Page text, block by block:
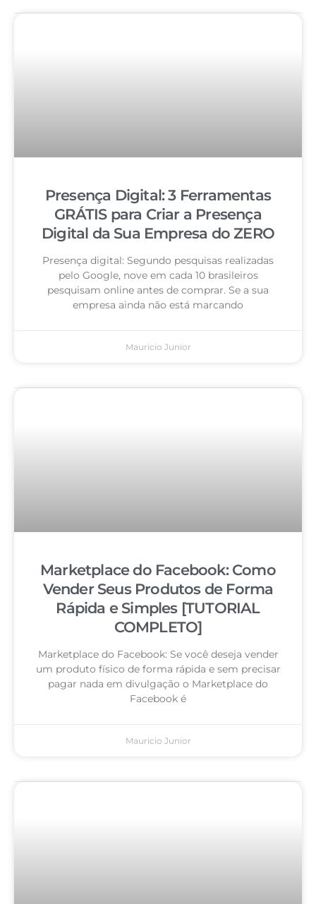
Presença Digital: 3 Ferramentas
GRÁTIS para Criar a Presença
Digital da Sua Empresa do ZERO
Presença digital: Segundo pesquisas realizadas
pelo Google, nove em cada 10 brasileiros
pesquisam online antes de comprar. Se a sua
empresa ainda não está marcando
Mauricio Junior
Marketplace do Facebook: Como
Vender Seus Produtos de Forma
Rápida e Simples [TUTORIAL
COMPLETO]
Marketplace do Facebook: Se você deseja vender
um produto físico de forma rápida e sem precisar
pagar nada em divulgação o Marketplace do
Facebook é
Mauricio Junior